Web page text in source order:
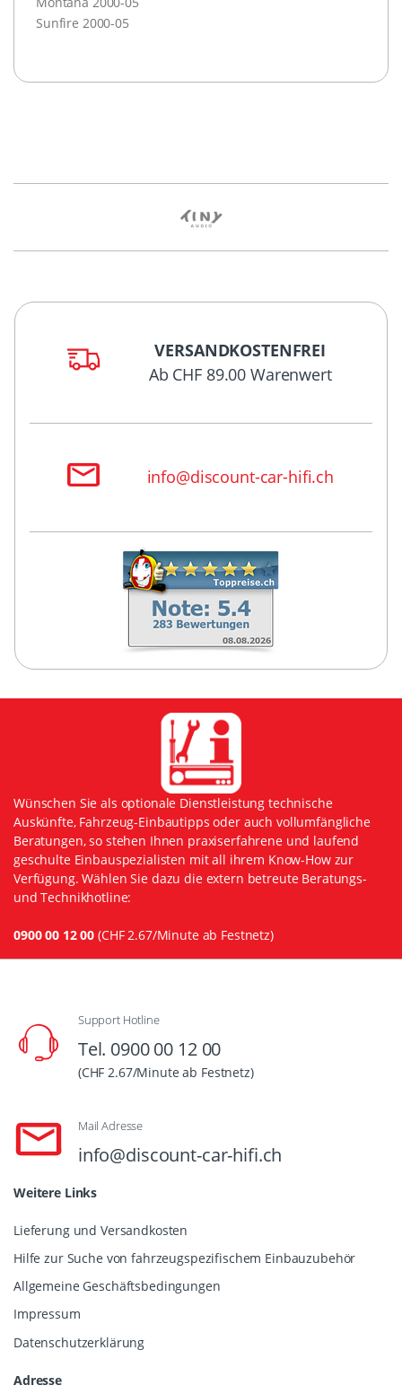
Sunfire 2000-05
VERSANDKOSTENFREI
Ab CHF 89.00 Warenwert
info@discount-car-hifi.ch
Wünschen Sie als optionale Dienstleistung technische
Auskünfte, Fahrzeug-Einbautipps oder auch vollumfängliche
Beratungen, so stehen Ihnen praxiserfahrene und laufend
geschulte Einbauspezialisten mit all ihrem Know-How zur
Verfügung. Wählen Sie dazu die extern betreute Beratungs-
und Technikhotline:
0900 00 12 00 (CHF 2.67/Minute ab Festnetz)
Support Hotline
Tel. 0900 00 12 00
(CHF 2.67/Minute ab Festnetz)
Mail Adresse
info@discount-car-hifi.ch
Weitere Links
Lieferung und Versandkosten
Hilfe zur Suche von fahrzeugspezifischem Einbauzubehör
Allgemeine Geschäftsbedingungen
Impressum
Datenschutzerklärung
Adresse